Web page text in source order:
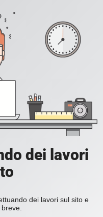
dei lavori
dei lavori sul sito e